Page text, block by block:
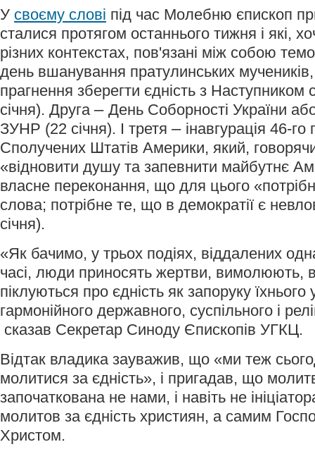
У своєму слові під час Молебню єпископ
сталися протягом останнього тижня і які,
різних контекстах, пов'язані між собою
день вшанування пратулинських мучеників,
прагнення зберегти єдність з
січня). Друга – День Соборності України
ЗУНР (22 січня). І третя – інавгурація 46-
Сполучених Штатів Америки, який,
«відновити душу та запевнити майбутнє
власне переконання, що для цього
слова; потрібне те, що в демократії є
січня).
«Як бачимо, у трьох подіях, віддалених
часі, люди приносять жертви, вимолюють,
піклуються про єдність як запоруку їхнього
гармонійного державного, суспільного і
сказав Секретар Синоду Єпископів УГКЦ.
Відтак владика зауважив, що «ми теж
молитися за єдність», і пригадав, що
започаткована не нами, і навіть не
молитов за єдність християн, а самим
Христом.